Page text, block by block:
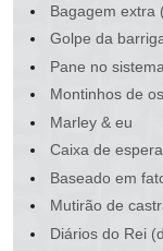
Bagagem extra
Golpe da
Pane no
Montinhos de
Marley & eu
Caixa de
Baseado em
Mutirão de
Diários do Rei